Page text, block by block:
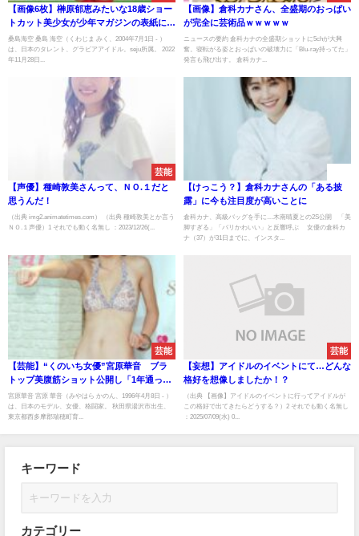
【画像6枚】榊原郁恵みたいな18歳ショー
トカット美少女が少年マガジンの表紙に
桑島海空さん [866556825]
桑島海空 桑島 海空（くわじま みく、2004年7月1日 - ）
は、日本のタレント、グラビアアイドル。seju所属。 2022
年11月28日...
【画像】倉科カナさん、全盛期のおっぱい
が完全に芸術品ｗｗｗｗｗ
ニュースの要約 倉科カナの全盛期ショットに5chが大興
奮。寝転がる姿とおっぱいの破壊力に「Blu-ray持ってた」
発言も飛び出す。 倉科カナ...
芸能
【声優】種崎敦美さんって、ＮＯ.１だと
思うんだ！
（出典 img2.animatetimes.com） （出典 種崎敦美とか言う
ＮＯ.１声優）1 それでも動く名無し ：2023/12/26(...
【けっこう？】倉科カナさんの「ある披
露」に今も注目度が高いことに
倉科カナ、高級バッグを手に…木南晴夏との2S公開 「美
脚すぎる」「バリかわいい」と反響呼ぶ 女優の倉科カ
ナ（37）が31日までに、インスタ...
芸能
【芸能】“くのいち女優”宮原華音 ブラ
トップ美腹筋ショット公開し「1年通って
筋肉量が1・5KGくらいUP」 [湛然★]
宮原華音 宮原 華音（みやはら かのん、1996年4月8日 - ）
は、日本のモデル、女優、格闘家。 秋田県湯沢市出生、
東京都西多摩郡瑞穂町育...
芸能
【妄想】アイドルのイベントにて…どんな
格好を想像しましたか！？
（出典 【画像】アイドルのイベントに行ってアイドルが
この格好で出てきたらどうする？）2 それでも動く名無し
：2025/07/09(水) 0...
キーワード
カテゴリー